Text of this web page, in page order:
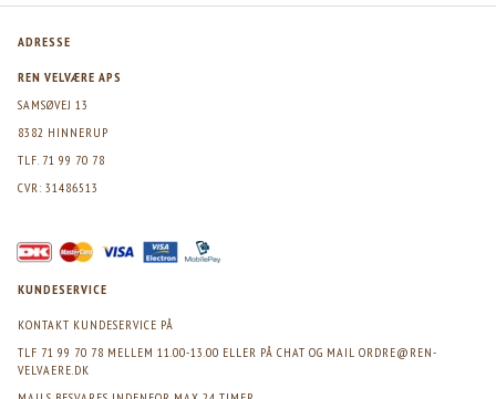
ADRESSE
REN VELVÆRE APS
SAMSØVEJ 13
8382 HINNERUP
TLF. 71 99 70 78
CVR: 31486513
KUNDESERVICE
KONTAKT KUNDESERVICE PÅ
TLF 71 99 70 78 MELLEM 11.00-13.00 ELLER PÅ CHAT OG MAIL ORDRE@REN-
VELVAERE.DK